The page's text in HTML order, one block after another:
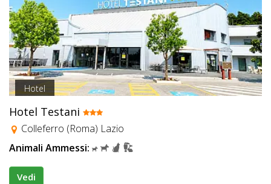
Hotel
Hotel Testani
Colleferro (Roma) Lazio
Animali Ammessi:
Vedi